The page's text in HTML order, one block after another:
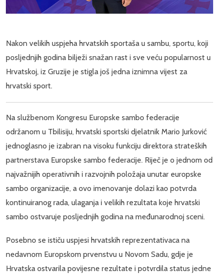
Nakon velikih uspjeha hrvatskih sportaša u sambu, sportu, koji
posljednjih godina bilježi snažan rast i sve veću popularnost u
Hrvatskoj, iz Gruzije je stigla još jedna iznimna vijest za
hrvatski sport.
Na službenom Kongresu Europske sambo federacije
održanom u Tbilisiju, hrvatski sportski djelatnik Mario Jurković
jednoglasno je izabran na visoku funkciju direktora strateških
partnerstava Europske sambo federacije. Riječ je o jednom od
najvažnijih operativnih i razvojnih položaja unutar europske
sambo organizacije, a ovo imenovanje dolazi kao potvrda
kontinuiranog rada, ulaganja i velikih rezultata koje hrvatski
sambo ostvaruje posljednjih godina na međunarodnoj sceni.
Posebno se ističu uspjesi hrvatskih reprezentativaca na
nedavnom Europskom prvenstvu u Novom Sadu, gdje je
Hrvatska ostvarila povijesne rezultate i potvrdila status jedne